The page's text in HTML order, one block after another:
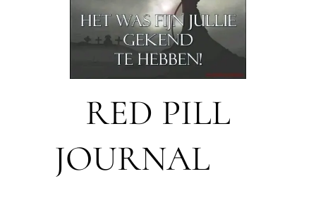
RED PILL
JOURNAL 🔴